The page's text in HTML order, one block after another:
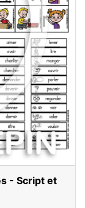
- Script et